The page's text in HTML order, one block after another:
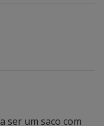
ser um saco com